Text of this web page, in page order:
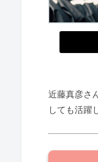
近藤真彦さ
しても活躍